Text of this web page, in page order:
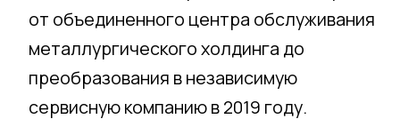
вашему бизнесу сосредоточиться
на развитии. У нас широкая линейка
продуктов и сервисов: бухгалтерский,
налоговый и кадровый учет,
сопровождение продаж и закупок. При
этом мы предлагаем и уникальные для